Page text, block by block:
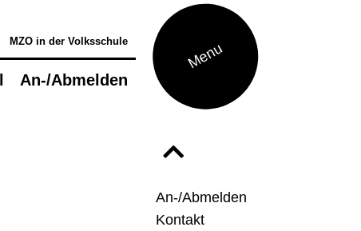
Menu
An-/Abmelden
Kontakt
MZO in der Volksschule
An-/Abmelden
Musiktheorie - Musik verstehen und